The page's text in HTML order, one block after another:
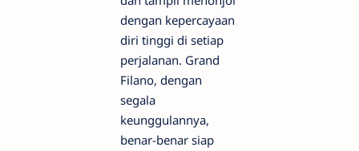
dengan kepercayaan
diri tinggi di setiap
perjalanan. Grand
Filano, dengan
segala
keunggulannya,
benar-benar siap